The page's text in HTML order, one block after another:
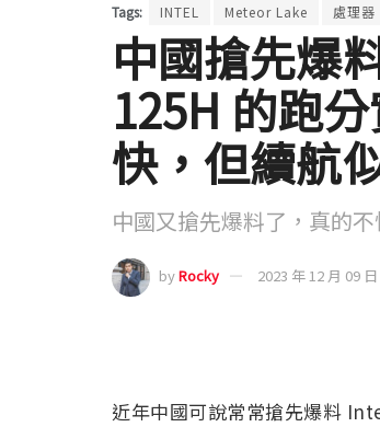
Tags: INTEL Meteor Lake 處理器
中國搶先爆
125H 的跑
快，但續航
中國又搶先爆料了，真的
byRocky 2023 年 12 月 09 日
近年中國可說常常搶先爆料